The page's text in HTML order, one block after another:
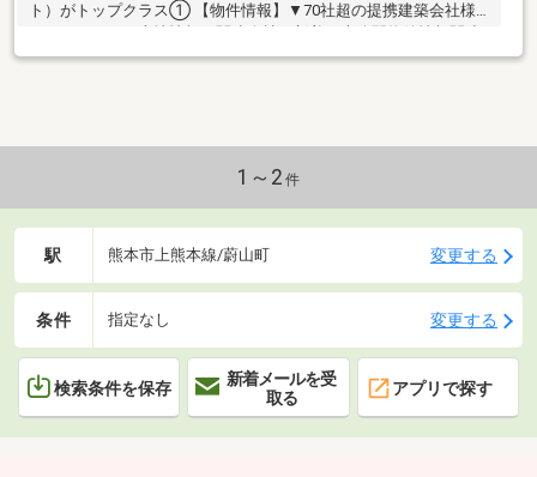
ト）がトップクラス① 【物件情報】▼70社超の提携建築会社様
会社にグッドバイバイ② 【提案力】▼住宅ローン提携金融機関
渡し後のアフターサポートお引渡し後のリフォームもお任せ！将
来的な売却・賃貸等の運用サポートも
1～2 件
駅 熊本市上熊本線/蔚山町 変更する
条件 指定なし 変更する
検索条件を保存
新着メールを受
取る
アプリで探す